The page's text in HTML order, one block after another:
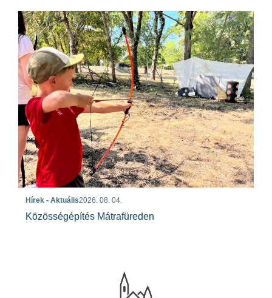
Hírek - Aktuális2026. 08. 04.
Közösségépítés Mátrafüreden